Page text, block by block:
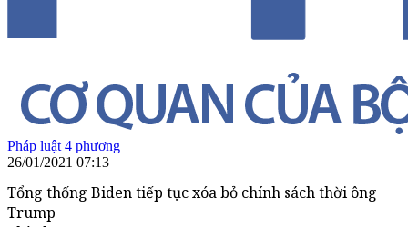
Pháp luật 4 phương
26/01/2021 07:13
Tổng thống Biden tiếp tục xóa bỏ chính sách thời ông
Trump